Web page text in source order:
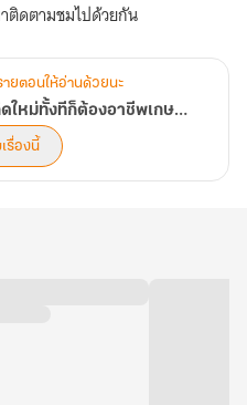
ต้อง
เกษตรกร
สิ!
[เริ่ม
Spin
Off!]
าติดตามชมไปด้วยกัน
ยตอนให้อ่านด้วยนะ
[จบภาคหลัก] [มี E-book] เกิดใหม่ทั้งทีก็ต้องอาชีพเกษตรกรสิ! [เริ่ม Spin Off!]
รื่องนี้